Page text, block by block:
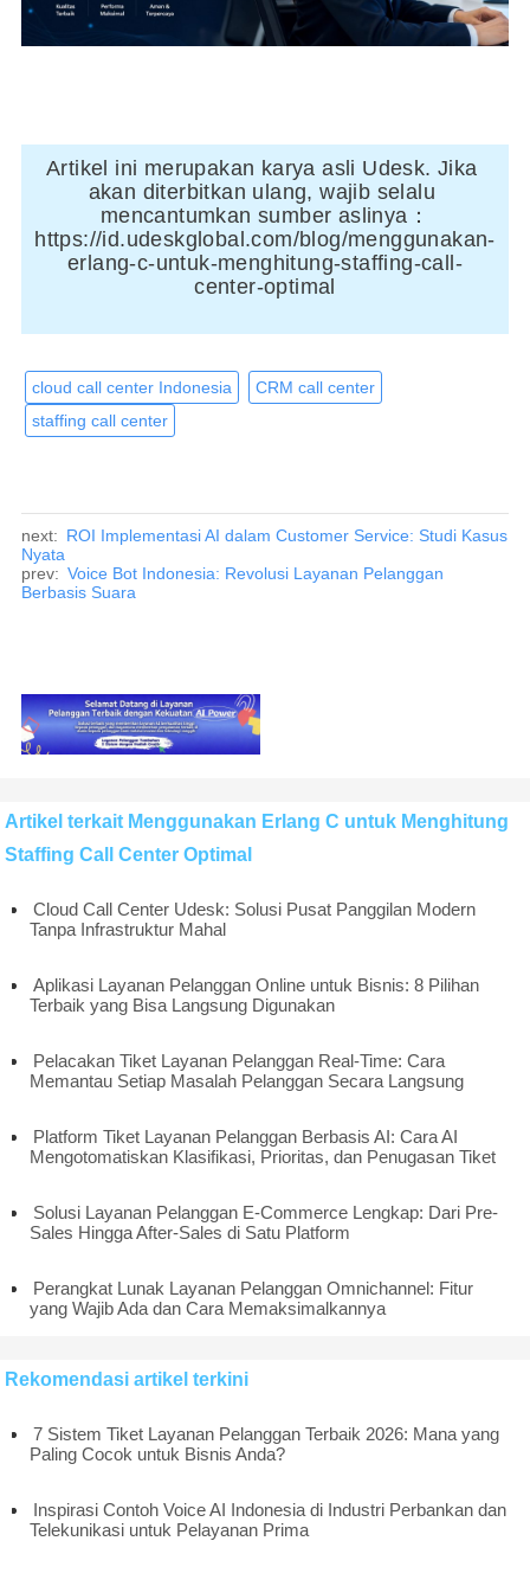
Artikel ini merupakan karya asli Udesk. Jika
akan diterbitkan ulang, wajib selalu
mencantumkan sumber aslinya：
https://id.udeskglobal.com/blog/menggunakan-
erlang-c-untuk-menghitung-staffing-call-
center-optimal
cloud call center Indonesia
CRM call center
staffing call center
next: ROI Implementasi AI dalam Customer Service: Studi Kasus
Nyata
prev: Voice Bot Indonesia: Revolusi Layanan Pelanggan
Berbasis Suara
Artikel terkait Menggunakan Erlang C untuk Menghitung
Staffing Call Center Optimal
Cloud Call Center Udesk: Solusi Pusat Panggilan Modern
Tanpa Infrastruktur Mahal
Aplikasi Layanan Pelanggan Online untuk Bisnis: 8 Pilihan
Terbaik yang Bisa Langsung Digunakan
Pelacakan Tiket Layanan Pelanggan Real-Time: Cara
Memantau Setiap Masalah Pelanggan Secara Langsung
Platform Tiket Layanan Pelanggan Berbasis AI: Cara AI
Mengotomatiskan Klasifikasi, Prioritas, dan Penugasan Tiket
Solusi Layanan Pelanggan E-Commerce Lengkap: Dari Pre-
Sales Hingga After-Sales di Satu Platform
Perangkat Lunak Layanan Pelanggan Omnichannel: Fitur
yang Wajib Ada dan Cara Memaksimalkannya
Rekomendasi artikel terkini
7 Sistem Tiket Layanan Pelanggan Terbaik 2026: Mana yang
Paling Cocok untuk Bisnis Anda?
Inspirasi Contoh Voice AI Indonesia di Industri Perbankan dan
Telekunikasi untuk Pelayanan Prima